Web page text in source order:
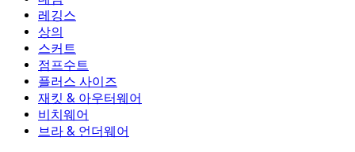
플로우 팬츠
맥시 & 미디 드레스
미니 드레스
바이커
데님 반바지
2.5인치 반바지
데님
데님 레깅스
와이드 진
데님 반바지
데님 스커트
레깅스
레깅스
데님 레깅스
힙업 레깅스
요가 레깅스
상의
상의
스포츠 브라
티셔츠
스커트
스커트
액티브 스커트
미니 스커트
맥시 & 미디 스커트
점프수트
점프수트
오버롤
롬퍼
플러스 사이즈
플러스 사이즈
플러스 사이즈 하의
플러스 사이즈 상의
플러스 사이즈 드레스
재킷 & 아우터웨어
재킷 & 아우터웨어
재킷 & 아우터웨어
아우터웨어
비치웨어
비치웨어
수영복 상의
브라 & 언더웨어
브라 & 언더웨어